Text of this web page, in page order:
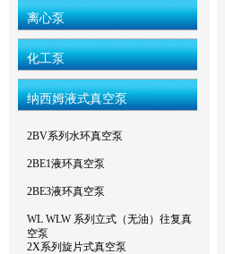
离心泵
化工泵
纳西姆液式真空泵
2BV系列水环真空泵
2BE1液环真空泵
2BE3液环真空泵
WL WLW 系列立式（无油）往复真
空泵
2X系列旋片式真空泵